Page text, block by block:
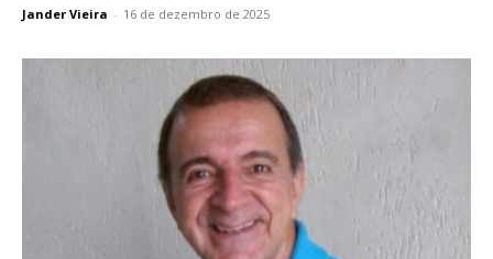
Jander Vieira - 16 de dezembro de 2025